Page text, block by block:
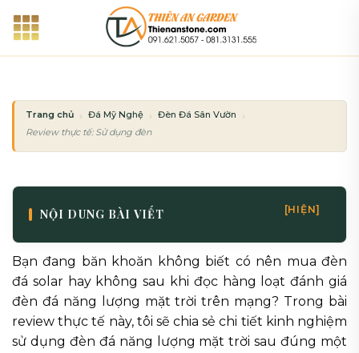
qua
Trang chủ Đá Mỹ Nghệ
Đèn Đá Sân Vườn
Review thực tế: Sử dụng đèn đá năng lượng mặt trời sau 1 năm
NỘI DUNG BÀI VIẾT [HIỆN]
Bạn đang băn khoăn không biết có nên mua đèn
đá solar hay không sau khi đọc hàng loạt đánh giá
đèn đá năng lượng mặt trời trên mạng? Trong bài
review thực tế này, tôi sẽ chia sẻ chi tiết kinh nghiệm
sử dụng đèn đá năng lượng mặt trời sau đúng một